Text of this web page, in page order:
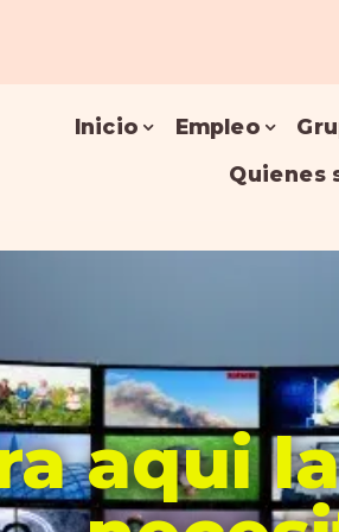
Inicio Empleo
Quienes
aqui